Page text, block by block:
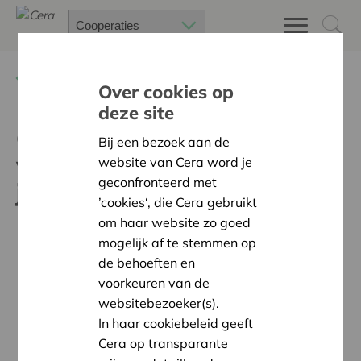
Coöperatieve
vennootschappen, vergeet
jullie bijzonder verslag niet!
Over cookies op
deze site
Bij een bezoek aan de
website van Cera word je
geconfronteerd met
’cookies‘, die Cera gebruikt
om haar website zo goed
mogelijk af te stemmen op
de behoeften en
voorkeuren van de
websitebezoeker(s).
In haar cookiebeleid geeft
Cera op transparante